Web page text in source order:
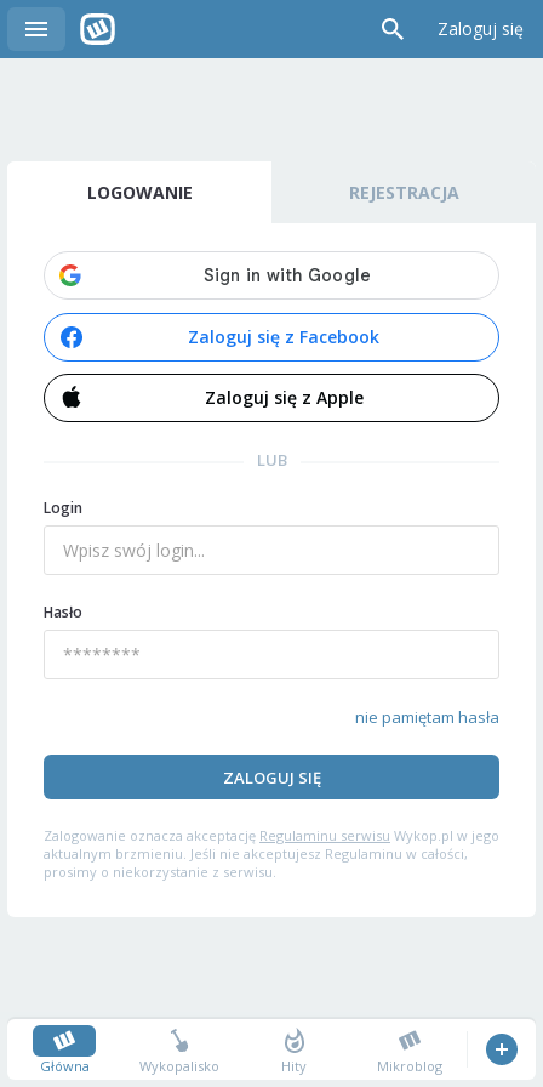
Zaloguj się
LOGOWANIE REJESTRACJA
Zaloguj się z Facebook
Zaloguj się z Apple
LUB
Login
Hasło
nie pamiętam hasła
ZALOGUJ SIĘ
Zalogowanie oznacza akceptację Regulaminu serwisu Wykop.pl w jego
aktualnym brzmieniu. Jeśli nie akceptujesz Regulaminu w całości,
prosimy o niekorzystanie z serwisu.
Główna Wykopalisko Hity Mikroblog